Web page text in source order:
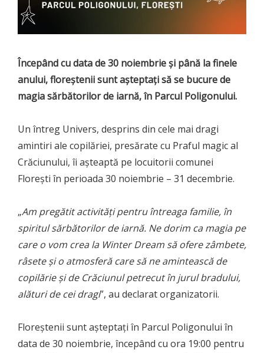
Începând cu data de 30 noiembrie și până la finele
anului, floreștenii sunt așteptați să se bucure de
magia sărbătorilor de iarnă, în Parcul Poligonului.
Un întreg Univers, desprins din cele mai dragi
amintiri ale copilăriei, presărate cu Praful magic al
Crăciunului, îi așteaptă pe locuitorii comunei
Florești în perioada 30 noiembrie – 31 decembrie.
„Am pregătit activități pentru întreaga familie, în
spiritul sărbătorilor de iarnă. Ne dorim ca magia pe
care o vom crea la Winter Dream să ofere zâmbete,
râsete și o atmosferă care să ne amintească de
copilărie și de Crăciunul petrecut în jurul bradului,
alături de cei dragi”, au declarat organizatorii.
Floreștenii sunt așteptați în Parcul Poligonului în
data de 30 noiembrie, începând cu ora 19:00 pentru